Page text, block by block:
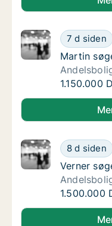
Martin
7 d siden
Martin
Martin
Martin
1.150.000
Martin søger
Verner
8 d siden
Verner
Verner
Verner
1.500.000
Verner søger